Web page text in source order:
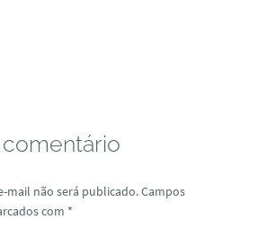
mail não será publicado.Campos
com *